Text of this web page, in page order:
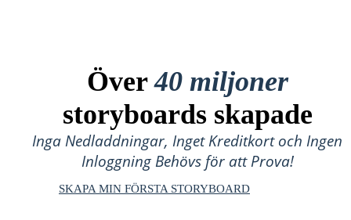
Över40 miljoner
storyboards skapade
Inga Nedladdningar, Inget Kreditkort och Ingen
Inloggning Behövs för att Prova!
SKAPA MIN FÖRSTA STORYBOARD